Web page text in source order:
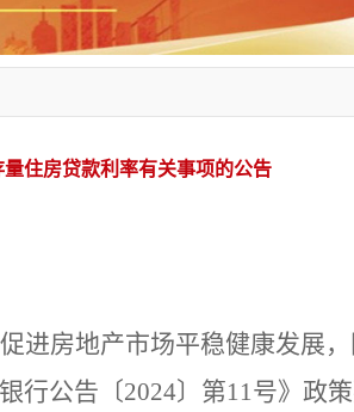
住房贷款利率有关事项的公告
进房地产市场平稳健康发展
行公告〔2024〕第11号》政策